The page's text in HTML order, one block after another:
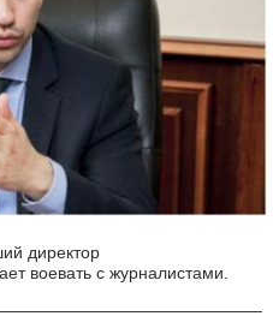
директор
воевать с журналистами.